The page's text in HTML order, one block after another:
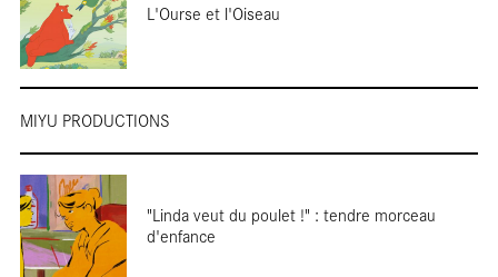
L'Ourse et l'Oiseau
MIYU PRODUCTIONS
"Linda veut du poulet !" : tendre morceau
d'enfance